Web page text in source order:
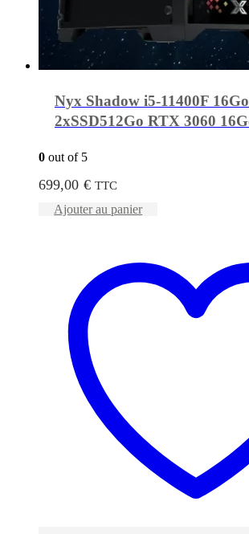
Nyx Shadow i5-11400F 16Go
2xSSD512Go RTX 3060
0 out of 5
699,00 € TTC
Ajouter au panier